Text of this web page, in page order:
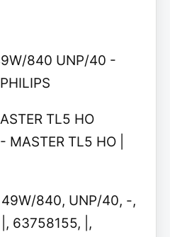
840 UNP/40 -
TL5 HO
TL5 HO |
49W/840, UNP/40, -,
|, 63758155, |,